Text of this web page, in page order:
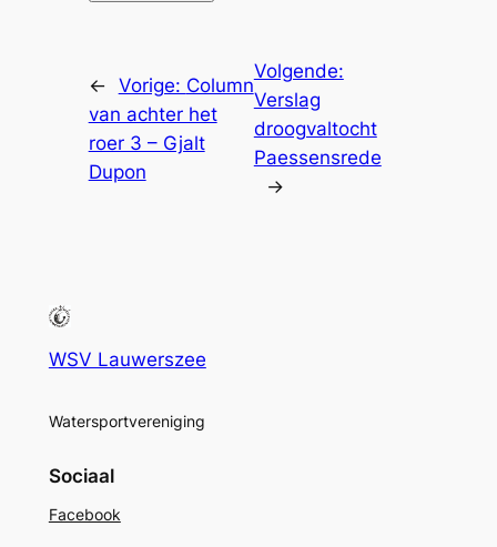
← Vorige: Column
van achter het
roer 3 – Gjalt
Dupon
Volgende:
Verslag
droogvaltocht
Paessensrede
→
WSV Lauwerszee
Watersportvereniging
Sociaal
Facebook